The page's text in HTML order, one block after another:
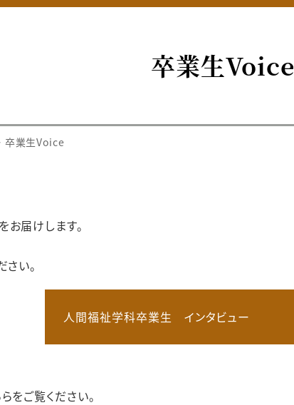
卒業生Voice
卒業生Voice
お届けします。
い。
人間福祉学科卒業生 インタビュー
をご覧ください。